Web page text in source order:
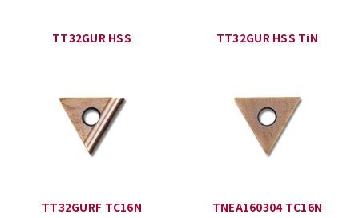
TT32GUR HSS TT32GUR HSS TiN
TT32GURF TC16N TNEA160304 TC16N